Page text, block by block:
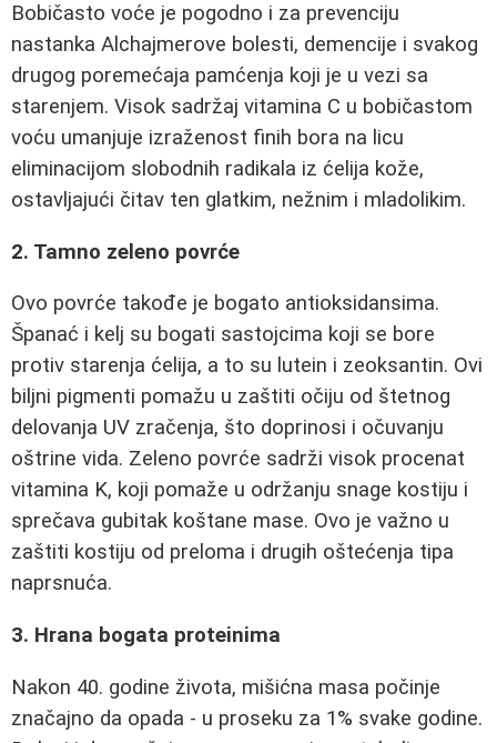
Bobičasto voće je pogodno i za prevenciju
nastanka Alchajmerove bolesti, demencije i svakog
drugog poremećaja pamćenja koji je u vezi sa
starenjem. Visok sadržaj vitamina C u bobičastom
voću umanjuje izraženost finih bora na licu
eliminacijom slobodnih radikala iz ćelija kože,
ostavljajući čitav ten glatkim, nežnim i mladolikim.
2. Tamno zeleno povrće
Ovo povrće takođe je bogato antioksidansima.
Španać i kelj su bogati sastojcima koji se bore
protiv starenja ćelija, a to su lutein i zeoksantin. Ovi
biljni pigmenti pomažu u zaštiti očiju od štetnog
delovanja UV zračenja, što doprinosi i očuvanju
oštrine vida. Zeleno povrće sadrži visok procenat
vitamina K, koji pomaže u održanju snage kostiju i
sprečava gubitak koštane mase. Ovo je važno u
zaštiti kostiju od preloma i drugih oštećenja tipa
naprsnuća.
3. Hrana bogata proteinima
Nakon 40. godine života, mišićna masa počinje
značajno da opada - u proseku za 1% svake godine.